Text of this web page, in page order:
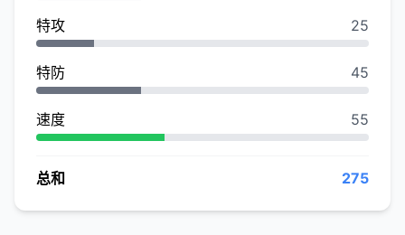
特攻 25
特防 45
速度 55
总和 275